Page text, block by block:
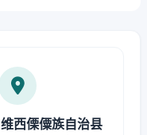
维西傈僳族自治县